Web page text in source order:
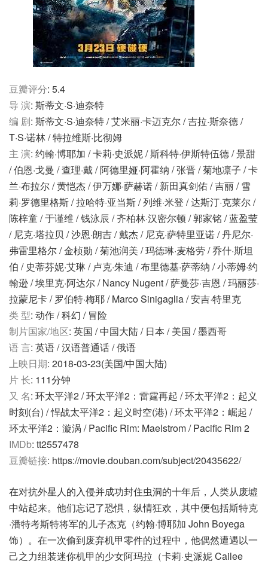
豆瓣评分: 5.4
导 演: 斯蒂文·S·迪奈特
编 剧: 斯蒂文·S·迪奈特 / 艾米丽·卡迈克尔 / 吉拉·斯奈德 /
T·S·诺林 / 特拉维斯·比彻姆
主 演: 约翰·博耶加 / 卡莉·史派妮 / 斯科特·伊斯特伍德 / 景甜
/ 伯恩·戈曼 / 查理·戴 / 阿德里娅·阿霍纳 / 张晋 / 菊地凛子 / 卡
兰·布拉尔 / 黄恺杰 / 伊万娜·萨赫诺 / 新田真剑佑 / 吉丽 / 雪
莉·罗德里格斯 / 拉哈特·亚当斯 / 列维·米登 / 达斯汀·克莱尔 /
陈梓童 / 于谨维 / 钱泳辰 / 齐柏林·汉密尔顿 / 郭家铭 / 蓝盈莹
/ 尼克·塔拉贝 / 沙恩·朗吉 / 戴杰 / 尼克·萨特里亚诺 / 丹尼尔·
弗雷里格尔 / 金桢勋 / 菊池润美 / 玛德琳·麦格劳 / 乔什·斯坦
伯 / 史蒂芬妮·艾琳 / 卢克·朱迪 / 布里德基·萨蒂纳 / 小蒂姆·约
翰逊 / 埃里克·阿达尔 / Nancy Nugent / 萨曼莎·吉恩 / 玛丽莎·
拉蒙尼卡 / 罗伯特·梅耶 / Marco Sinigaglia / 安吉·特里克
类 型: 动作 / 科幻 / 冒险
制片国家/地区: 英国 / 中国大陆 / 日本 / 美国 / 墨西哥
语 言: 英语 / 汉语普通话 / 俄语
上映日期: 2018-03-23(美国/中国大陆)
片 长: 111分钟
又 名: 环太平洋2 / 环太平洋2：雷霆再起 / 环太平洋2：起义
时刻(台) / 悍战太平洋2：起义时空(港) / 环太平洋2：崛起 /
环太平洋2：漩涡 / Pacific Rim: Maelstrom / Pacific Rim 2
IMDb: tt2557478
豆瓣链接: https://movie.douban.com/subject/20435622/
在对抗外星人的入侵并成功封住虫洞的十年后，人类从废墟
中站起来。他们忘记了恐惧，纵情狂欢，其中便包括斯特克
·潘特考斯特将军的儿子杰克（约翰·博耶加 John Boyega
饰）。在一次偷到废弃机甲零件的过程中，他偶然遭遇以一
己之力组装迷你机甲的少女阿玛拉（卡莉·史派妮 Cailee